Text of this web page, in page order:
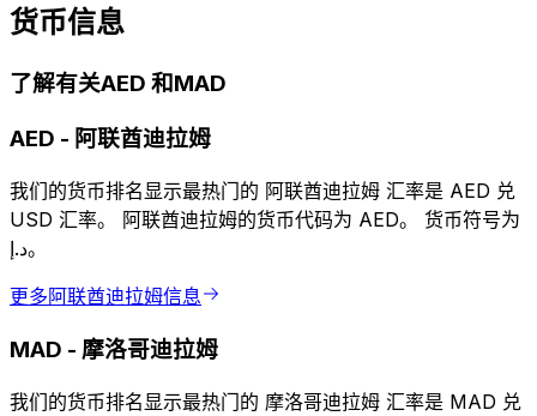
货币信息
了解有关AED 和MAD
AED - 阿联酋迪拉姆
我们的货币排名显示最热门的 阿联酋迪拉姆 汇率是 AED 兑
USD 汇率。 阿联酋迪拉姆的货币代码为 AED。 货币符号为
د.إ。
更多阿联酋迪拉姆信息
MAD - 摩洛哥迪拉姆
我们的货币排名显示最热门的 摩洛哥迪拉姆 汇率是 MAD 兑